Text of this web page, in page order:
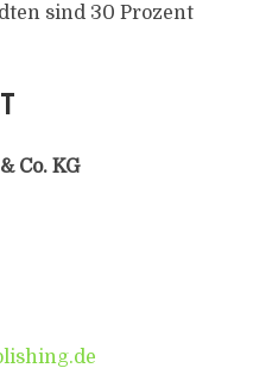
sind 30 Prozent
Co. KG